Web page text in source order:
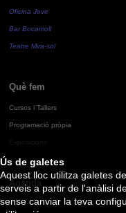
Ús de galetes
Aquest lloc utilitza galetes
serveis a partir de l'anàlisi
sense canviar la teva
Oficina Jove
Bar Bocamoll
Teatre Mira-sol
Què fem
Cursos i Tallers
Programació pròpia
Agenda